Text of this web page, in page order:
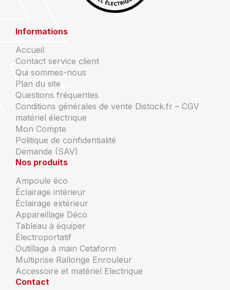
Informations
Accueil
Contact service client
Qui sommes-nous
Plan du site
Questions fréquentes
Conditions générales de vente Distock.fr – CGV
matériel électrique
Mon Compte
Politique de confidentialité
Demande (SAV)
Nos produits
Ampoule éco
Éclairage intérieur
Éclairage extérieur
Appareillage Déco
Tableau à équiper
Électroportatif
Outillage à main Cetaform
Multiprise Rallonge Enrouleur
Accessoire et matériel Electrique
Contact